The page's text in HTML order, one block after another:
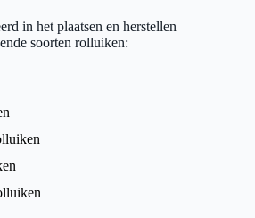
in het plaatsen en herstellen
soorten rolluiken: